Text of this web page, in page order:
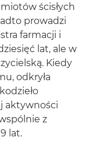
ścisłych
prowadzi
farmacji i
lat, ale w
Kiedy
odkryła
aktywności
z
lat.